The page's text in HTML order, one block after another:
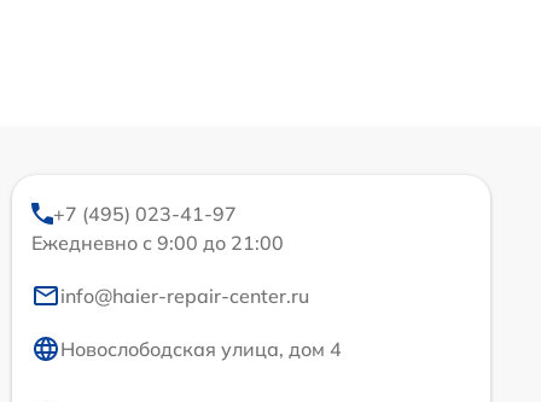
+7 (495) 023-41-97
Ежедневно с 9:00 до 21:00
info@haier-repair-center.ru
Новослободская улица, дом 4